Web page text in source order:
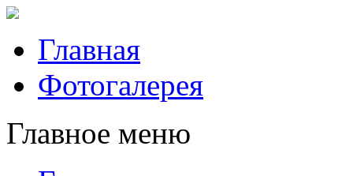
Главная
Фотогалерея
Главное меню